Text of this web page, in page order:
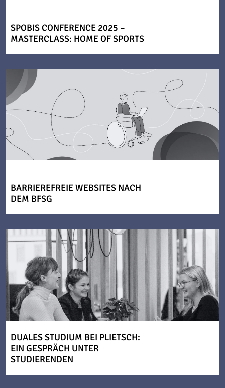
SPOBIS CONFERENCE 2025 –
MASTERCLASS: HOME OF SPORTS
BARRIEREFREIE WEBSITES NACH
DEM BFSG
DUALES STUDIUM BEI PLIETSCH:
EIN GESPRÄCH UNTER
STUDIERENDEN